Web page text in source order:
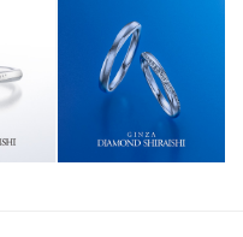
「好き」を同時に叶えた満
案しています。多くのお客
生身に着けるための指輪
ーサービスをぜひ一度店